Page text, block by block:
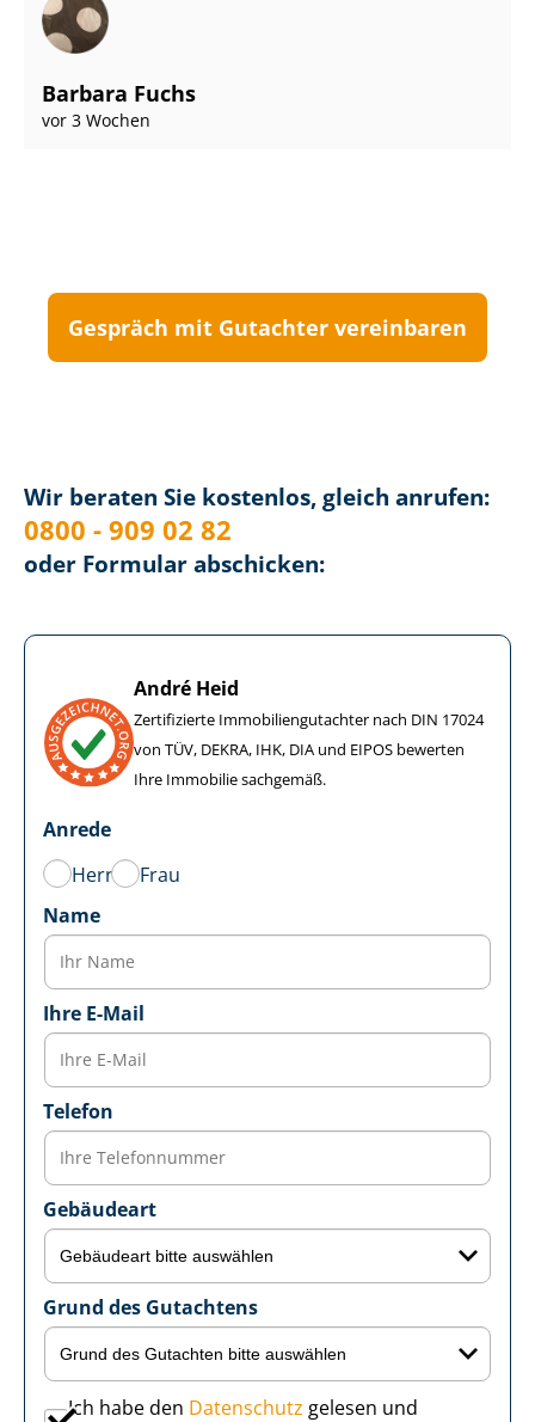
Barbara Fuchs
vor 3 Wochen
Gespräch mit Gutachter vereinbaren
Wir beraten Sie kostenlos, gleich anrufen:
0800 - 909 02 82
oder Formular abschicken:
André Heid
Zertifizierte Im­mo­bi­li­en­gut­ach­ter nach DIN 17024
von TÜV, DEKRA, IHK, DIA und EIPOS bewerten
Ihre Immobilie sachgemäß.
Anrede
Herr
Frau
Name
Ihre E-Mail
Telefon
Gebäudeart
Grund des Gutachtens
Ich habe den Datenschutz gelesen und